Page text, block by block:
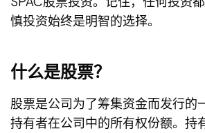
慎投资始终是明智的选择。
什么是股票？
股票是公司为了筹集资金而发行的
持有者在公司中的所有权份额。持